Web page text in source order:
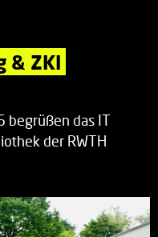
& ZKI
begrüßen das IT
der RWTH